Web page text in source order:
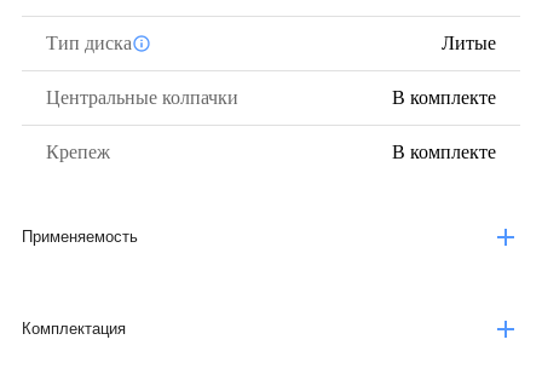
Тип диска Литые
Центральные колпачки В комплекте
Крепеж В комплекте
Применяемость
Комплектация